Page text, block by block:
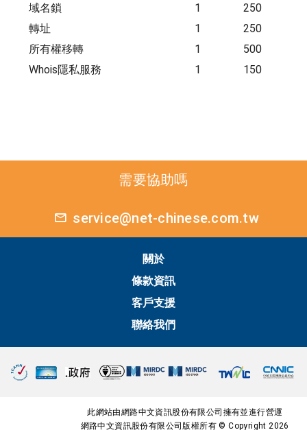
域名鎖
1
250
轉址
1
250
所有權移轉
1
500
Whois隱私服務
1 150
需要協助嗎
service@net-chinese.com.tw
關於
條款資訊
客戶支援
聯絡我們
此網站由網路中文資訊股份有限公司擁有並進行營運
網路中文資訊股份有限公司版權所有 © Copyright 2026